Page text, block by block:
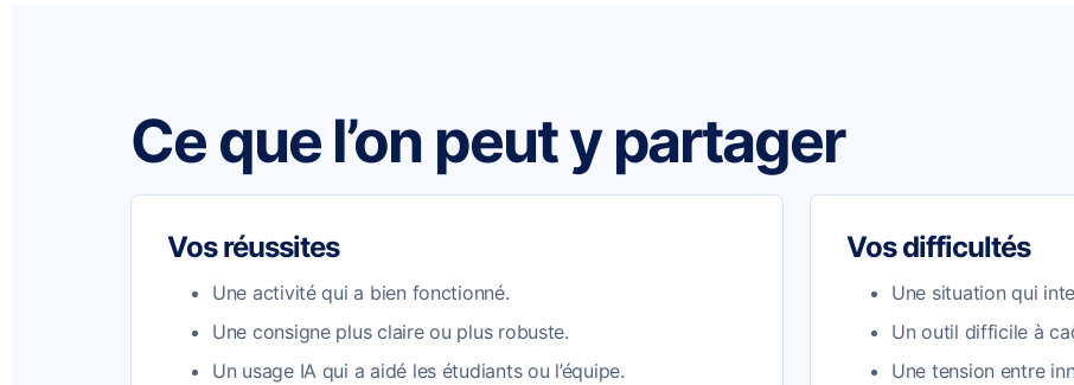
Ce que l’on peut y partager
Vos réussites
Une activité qui a bien fonctionné.
Une consigne plus claire ou plus robuste.
Un usage IA qui a aidé les étudiants ou l’équipe.
Vos difficultés
Une situation qui
Un outil difficile à
Une tension entre